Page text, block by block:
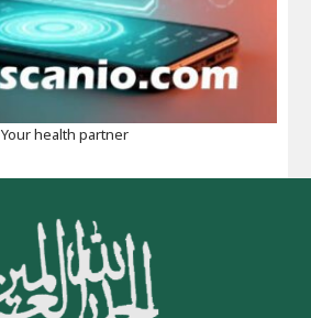
Your health partner